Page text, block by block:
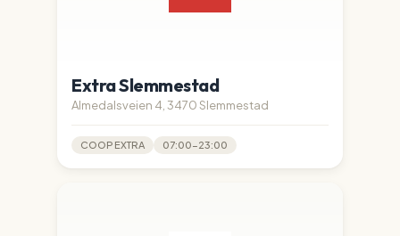
Extra Slemmestad
Almedalsveien 4, 3470 Slemmestad
COOP EXTRA 07:00-23:00